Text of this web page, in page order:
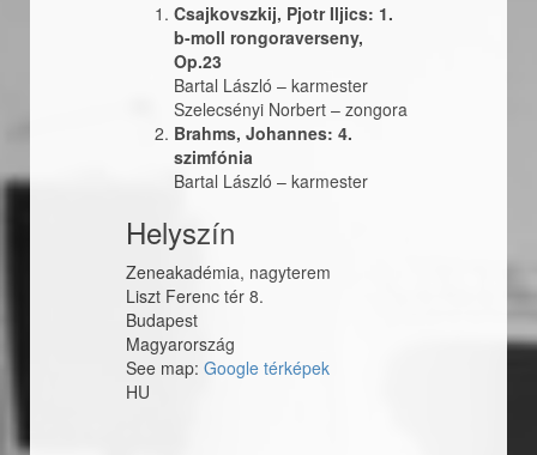
Csajkovszkij, Pjotr Iljics: 1.
b-moll rongoraverseny,
Op.23
Bartal László – karmester
Szelecsényi Norbert – zongora
Brahms, Johannes: 4.
szimfónia
Bartal László – karmester
Helyszín
Zeneakadémia, nagyterem
Liszt Ferenc tér 8.
Budapest
Magyarország
See map: Google térképek
HU